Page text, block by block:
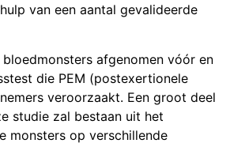
van een aantal gevalideerde
afgenomen vóór en
die PEM (postexertionele
veroorzaakt. Een groot deel
studie zal bestaan ​​uit het
monsters op verschillende